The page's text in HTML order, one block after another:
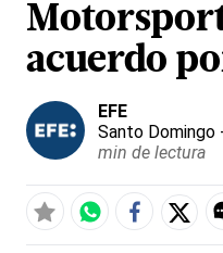
acuerdo
EFE
Santo Domingo
min de lectura